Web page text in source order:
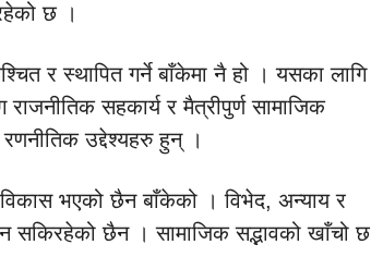
छ ।
र स्थापित गर्ने बाँकेमा नै हो । यसका लागि
सहकार्य र मैत्रीपुर्ण सामाजिक
रणनीतिक उद्देश्यहरु हुन् ।
भएको छैन बाँकेको । विभेद, अन्याय र
सकिरहेको छैन । सामाजिक सद्भावको खाँचो छ